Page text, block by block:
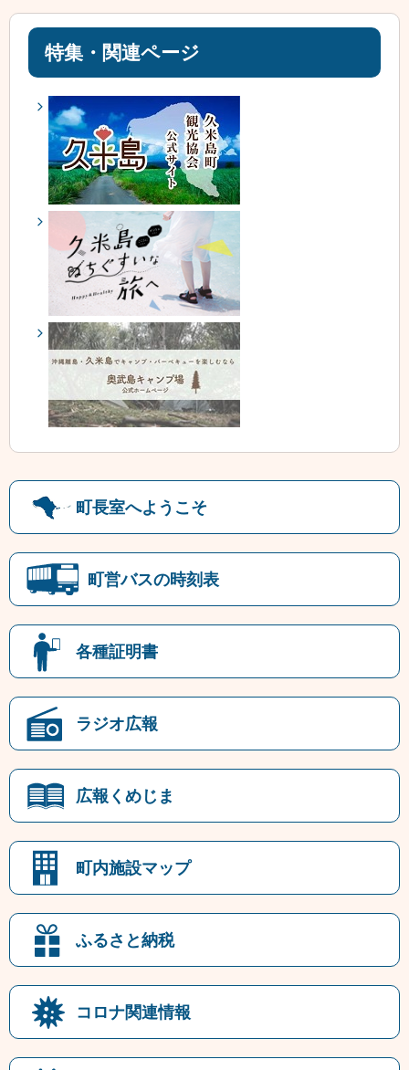
特集・関連ページ
町長室へようこそ
町営バスの時刻表
各種証明書
ラジオ広報
広報くめじま
町内施設マップ
ふるさと納税
コロナ関連情報